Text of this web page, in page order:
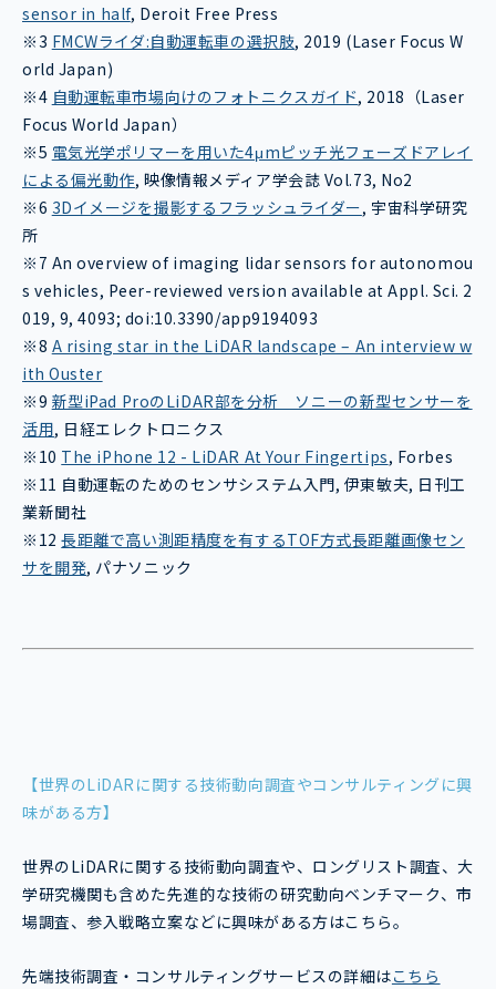
sensor in half, Deroit Free Press
※3 FMCWライダ:自動運転車の選択肢, 2019 (Laser Focus W
orld Japan)
※4 自動運転車市場向けのフォトニクスガイド, 2018（Laser
Focus World Japan）
※5 電気光学ポリマーを用いた4μmピッチ光フェーズドアレイ
による偏光動作, 映像情報メディア学会誌 Vol.73, No2
※6 3Dイメージを撮影するフラッシュライダー, 宇宙科学研究
所
※7 An overview of imaging lidar sensors for autonomou
s vehicles, Peer-reviewed version available at Appl. Sci. 2
019, 9, 4093; doi:10.3390/app9194093
※8 A rising star in the LiDAR landscape – An interview w
ith Ouster
※9 新型iPad ProのLiDAR部を分析 ソニーの新型センサーを
活用, 日経エレクトロニクス
※10 The iPhone 12 - LiDAR At Your Fingertips, Forbes
※11 自動運転のためのセンサシステム入門, 伊東敏夫, 日刊工
業新聞社
※12長距離で高い測距精度を有するTOF方式長距離画像セン
サを開発, パナソニック
【世界のLiDARに関する技術動向調査やコンサルティングに興
味がある方】
世界のLiDARに関する技術動向調査や、ロングリスト調査、大
学研究機関も含めた先進的な技術の研究動向ベンチマーク、市
場調査、参入戦略立案などに興味がある方はこちら。
先端技術調査・コンサルティングサービスの詳細はこちら